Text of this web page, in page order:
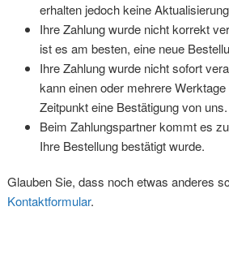
erhalten jedoch keine
Ihre Zahlung wurde nicht korrekt
ist es am besten, eine neue
Ihre Zahlung wurde nicht sofort
kann einen oder mehrere
Zeitpunkt eine Bestätigung von uns.
Beim Zahlungspartner kommt es
Ihre Bestellung bestätigt wurde.
Glauben Sie, dass noch etwas anderes
Kontaktformular.